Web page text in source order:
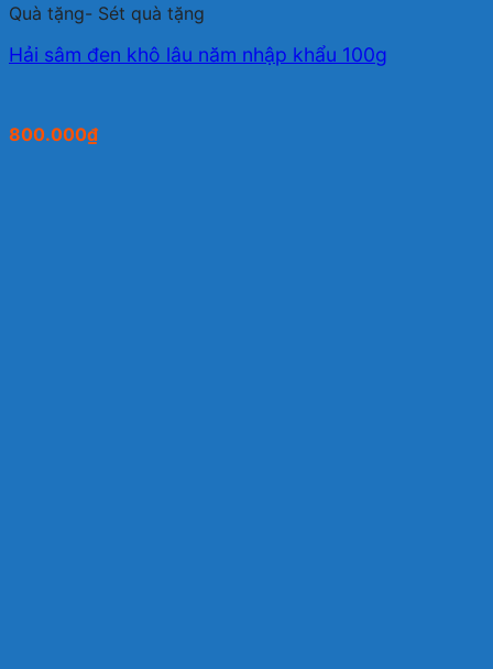
Quà tặng- Sét quà tặng
Hải sâm đen khô lâu năm nhập khẩu 100g
800.000₫